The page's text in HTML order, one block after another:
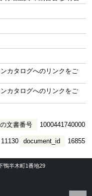
カタログへのリンクをご
カタログへのリンクをご
文書番号 1000441740000
document_id 16855
11130
鴨半木町1番地29